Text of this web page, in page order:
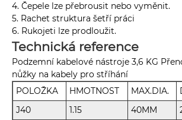
4. Čepele lze přebrousit nebo vyměnit.
5. Rachet struktura šetří práci
6. Rukojeti lze prodloužit.
Technická reference
Podzemní kabelové nástroje 3,6 KG
nůžky na kabely pro stříhání
POLOŽKA
HMOTNOST MAX.DIA.
J40
1.15 40MM